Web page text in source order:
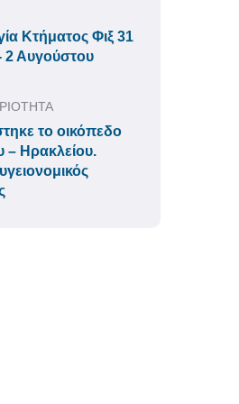
Κτήματος Φιξ 31
- 2 Αυγούστου
το οικόπεδο
– Ηρακλείου.